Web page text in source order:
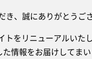
、誠にありがとうご
をリニューアルいた
情報をお届けしてま